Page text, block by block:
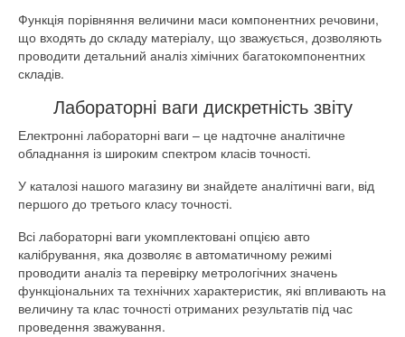
Функція порівняння величини маси компонентних речовини,
що входять до складу матеріалу, що зважується, дозволяють
проводити детальний аналіз хімічних багатокомпонентних
складів.
Лабораторні ваги дискретність звіту
Електронні лабораторні ваги – це надточне аналітичне
обладнання із широким спектром класів точності.
У каталозі нашого магазину ви знайдете аналітичні ваги, від
першого до третього класу точності.
Всі лабораторні ваги укомплектовані опцією авто
калібрування, яка дозволяє в автоматичному режимі
проводити аналіз та перевірку метрологічних значень
функціональних та технічних характеристик, які впливають на
величину та клас точності отриманих результатів під час
проведення зважування.